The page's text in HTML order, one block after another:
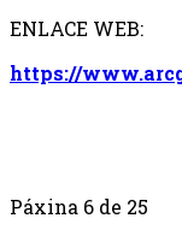
ENLACE WEB:
https://
Páxina 6 de 25